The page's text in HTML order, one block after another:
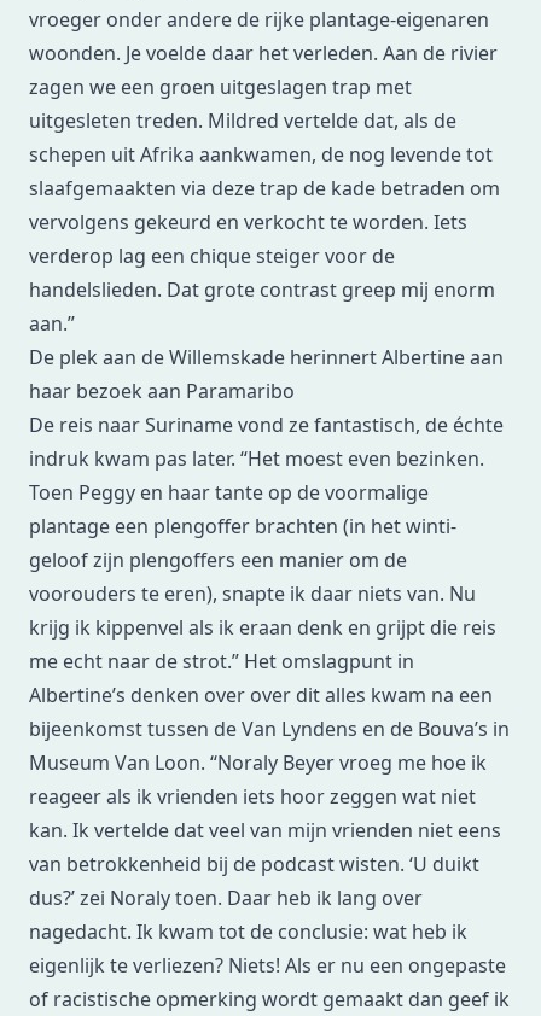
vroeger onder andere de rijke plantage-eigenaren
woonden. Je voelde daar het verleden. Aan de rivier
zagen we een groen uitgeslagen trap met
uitgesleten treden. Mildred vertelde dat, als de
schepen uit Afrika aankwamen, de nog levende tot
slaafgemaakten via deze trap de kade betraden om
vervolgens gekeurd en verkocht te worden. Iets
verderop lag een chique steiger voor de
handelslieden. Dat grote contrast greep mij enorm
aan.”
De plek aan de Willemskade herinnert Albertine aan
haar bezoek aan Paramaribo
De reis naar Suriname vond ze fantastisch, de échte
indruk kwam pas later. “Het moest even bezinken.
Toen Peggy en haar tante op de voormalige
plantage een plengoffer brachten (in het winti-
geloof zijn plengoffers een manier om de
voorouders te eren), snapte ik daar niets van. Nu
krijg ik kippenvel als ik eraan denk en grijpt die reis
me echt naar de strot.” Het omslagpunt in
Albertine’s denken over over dit alles kwam na een
bijeenkomst tussen de Van Lyndens en de Bouva’s in
Museum Van Loon. “Noraly Beyer vroeg me hoe ik
reageer als ik vrienden iets hoor zeggen wat niet
kan. Ik vertelde dat veel van mijn vrienden niet eens
van betrokkenheid bij de podcast wisten. ‘U duikt
dus?’ zei Noraly toen. Daar heb ik lang over
nagedacht. Ik kwam tot de conclusie: wat heb ik
eigenlijk te verliezen? Niets! Als er nu een ongepaste
of racistische opmerking wordt gemaakt dan geef ik